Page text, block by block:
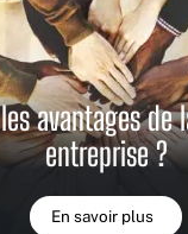
avantages de
entreprise ?
En savoir plus